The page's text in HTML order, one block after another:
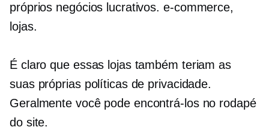
próprios negócios lucrativos. e-commerce,
lojas.
É claro que essas lojas também teriam as
suas próprias políticas de privacidade.
Geralmente você pode encontrá-los no rodapé
do site.